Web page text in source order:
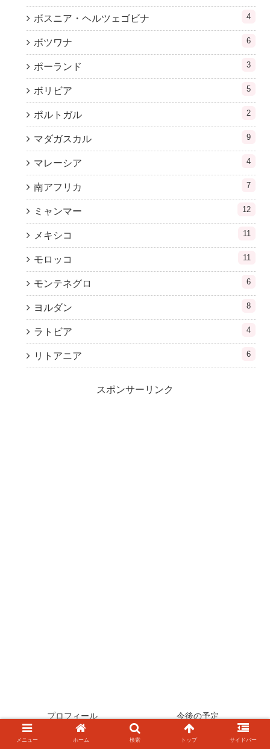
ボスニア・ヘルツェゴビナ 4
ボツワナ 6
ポーランド 3
ボリビア 5
ポルトガル 2
マダガスカル 9
マレーシア 4
南アフリカ 7
ミャンマー 12
メキシコ 11
モロッコ 11
モンテネグロ 6
ヨルダン 8
ラトビア 4
リトアニア 6
スポンサーリンク
プロフィール
今後の予定
旅のルート
サイトマップ
メニュー ホーム 検索 トップ サイドバー